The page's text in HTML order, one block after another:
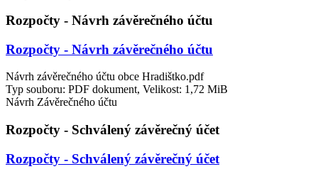
Rozpočty - Návrh závěrečného účtu
Rozpočty - Návrh závěrečného účtu
Návrh závěrečného účtu obce Hradištko.pdf
Typ souboru: PDF dokument, Velikost: 1,72 MiB
Návrh Závěrečného účtu
Rozpočty - Schválený závěrečný účet
Rozpočty - Schválený závěrečný účet